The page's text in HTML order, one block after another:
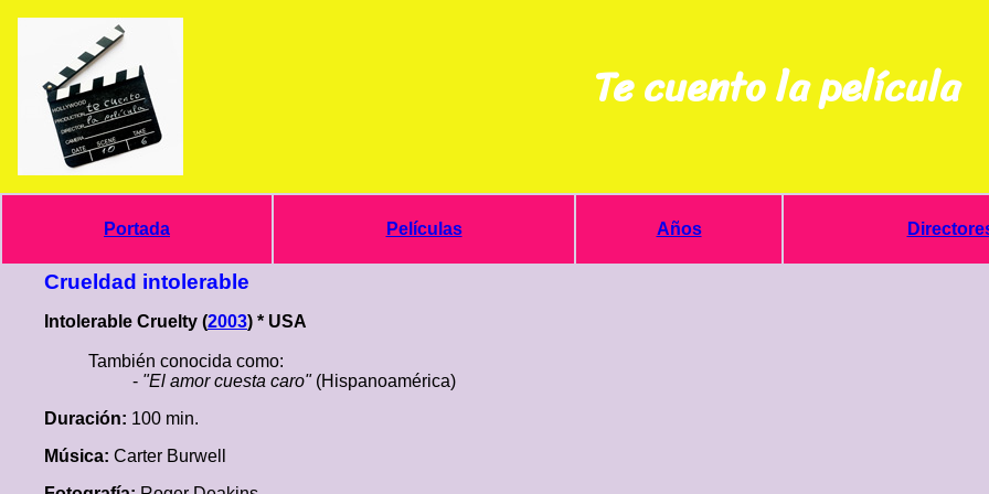
Te cuento la película
Portada Películas Años
Crueldad intolerable
Intolerable Cruelty (2003) * USA
También conocida como:
- "El amor cuesta caro"(Hispanoamérica)
Duración: 100 min.
Música: Carter Burwell